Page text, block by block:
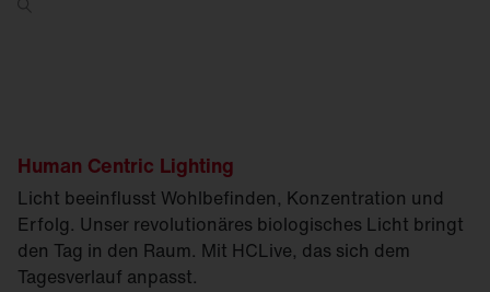
Human Centric Lighting
Licht beeinflusst Wohlbefinden, Konzentration und
Erfolg. Unser revolutionäres biologisches Licht bringt
den Tag in den Raum. Mit HCLive, das sich dem
Tagesverlauf anpasst.